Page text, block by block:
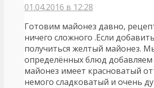
01.04.2016 в 12:28
Готовим майонез давно,
ничего сложного .Если
получиться желтый майонез.
определённых блюд
майонез имеет красноватый
немого сладковатый и очень